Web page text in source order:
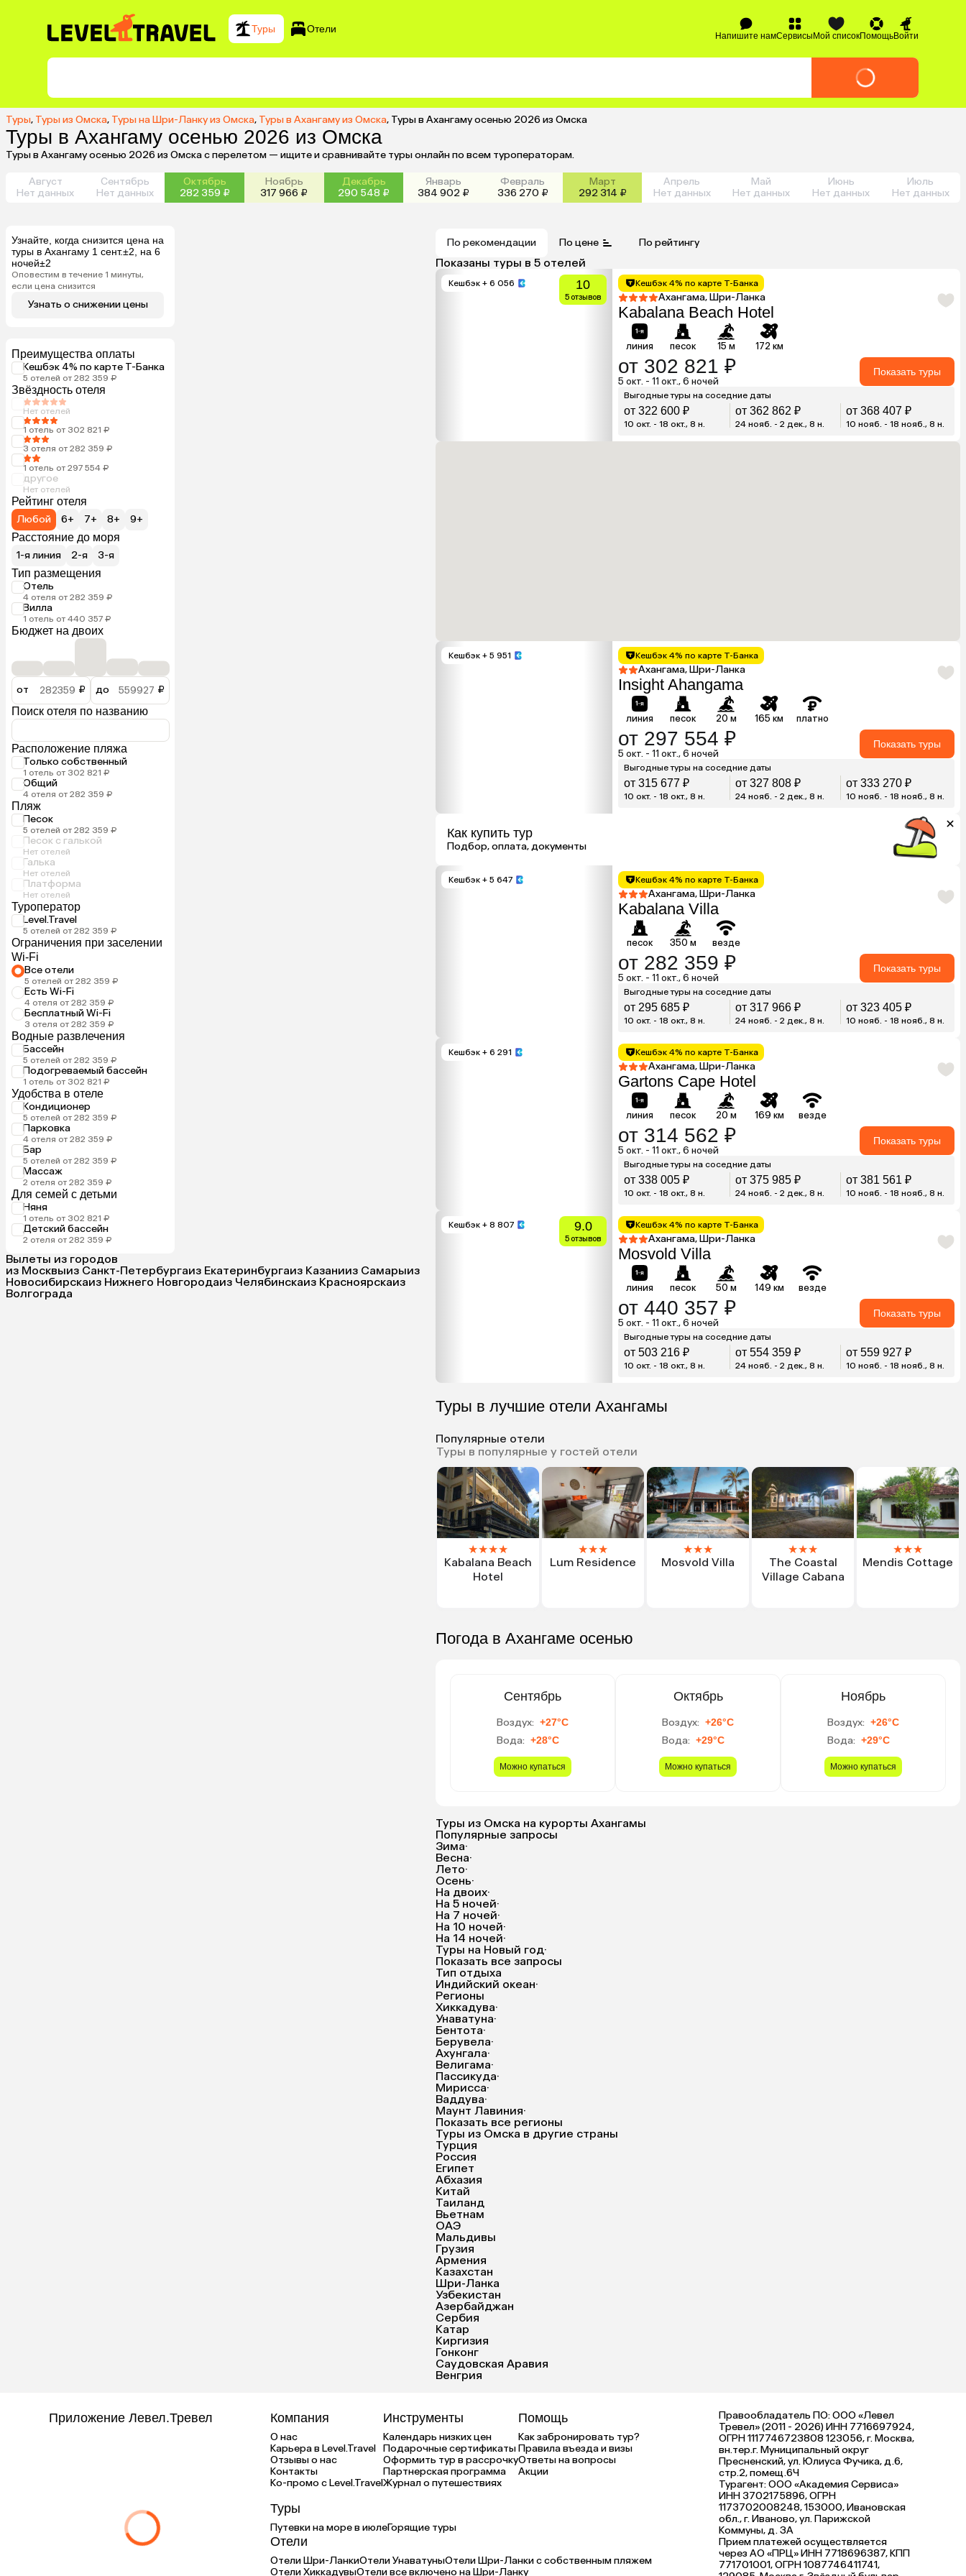
Туры Отели
Напишите намСервисыМой списокПомощьВойти
Туры, Туры из Омска, Туры на Шри-Ланку из Омска, Туры в Ахангаму из Омска, Туры в Ахангаму осенью 2026 из Омска
Туры в Ахангаму осенью 2026 из Омска
Туры в Ахангаму осенью 2026 из Омска с перелетом — ищите и сравнивайте туры онлайн по всем туроператорам.
Август
Нет данных
Сентябрь
Нет данных
Октябрь
282 359 ₽
Ноябрь
317 966 ₽
Декабрь
290 548 ₽
Январь
384 902 ₽
Февраль
336 270 ₽
Март
292 314 ₽
Апрель
Нет данных
Май
Нет данных
Июнь
Нет данных
Июль
Нет данных
Узнайте, когда снизится цена на
туры в Ахангаму 1 сент.±2, на 6
ночей±2
Оповестим в течение 1 минуты,
если цена снизится
Узнать о снижении цены
Преимущества оплаты
Кешбэк 4% по карте Т-Банка
5 отелей от 282 359 ₽
Звёздность отеля
Нет отелей
1 отель от 302 821 ₽
3 отеля от 282 359 ₽
1 отель от 297 554 ₽
другое
Нет отелей
Рейтинг отеля
Любой
6+ 7+ 8+
9+
Расстояние до моря
1-я линия
2-я
3-я
Тип размещения
Отель
4 отеля от 282 359 ₽
Вилла
1 отель от 440 357 ₽
Бюджет на двоих
от ₽ до
₽
Поиск отеля по названию
Расположение пляжа
Только собственный
1 отель от 302 821 ₽
Общий
4 отеля от 282 359 ₽
Пляж
Песок
5 отелей от 282 359 ₽
Песок с галькой
Нет отелей
Галька
Нет отелей
Платформа
Нет отелей
Туроператор
Level.Travel
5 отелей от 282 359 ₽
Ограничения при заселении
Wi-Fi
Все отели
5 отелей от 282 359 ₽
Есть Wi-Fi
4 отеля от 282 359 ₽
Бесплатный Wi-Fi
3 отеля от 282 359 ₽
Водные развлечения
Бассейн
5 отелей от 282 359 ₽
Подогреваемый бассейн
1 отель от 302 821 ₽
Удобства в отеле
Кондиционер
5 отелей от 282 359 ₽
Парковка
4 отеля от 282 359 ₽
Бар
5 отелей от 282 359 ₽
Массаж
2 отеля от 282 359 ₽
Для семей с детьми
Няня
1 отель от 302 821 ₽
Детский бассейн
2 отеля от 282 359 ₽
Вылеты из городов
из Москвыиз Санкт-Петербургаиз Екатеринбургаиз Казанииз Самарыиз
Новосибирскаиз Нижнего Новгородаиз Челябинскаиз Красноярскаиз
Волгограда
По рекомендации По цене По рейтингу
Показаны туры в 5 отелей
Кешбэк + 6 056 10
5 отзывов
Кешбэк 4% по карте Т-Банка
Ахангама, Шри-Ланка
Kabalana Beach Hotel
линия песок 15 м 172 км
от 302 821 ₽
5 окт. - 11 окт., 6 ночей
Показать туры
Выгодные туры на соседние даты
от 322 600 ₽
10 окт. - 18 окт., 8 н.
от 362 862 ₽
24 нояб. - 2 дек., 8 н.
от 368 407 ₽
10 нояб. - 18 нояб., 8 н.
Кешбэк + 5 951 Кешбэк 4% по карте Т-Банка
Ахангама, Шри-Ланка
Insight Ahangama
линия песок 20 м 165 км платно
от 297 554 ₽
5 окт. - 11 окт., 6 ночей
Показать туры
Выгодные туры на соседние даты
от 315 677 ₽
10 окт. - 18 окт., 8 н.
от 327 808 ₽
24 нояб. - 2 дек., 8 н.
от 333 270 ₽
10 нояб. - 18 нояб., 8 н.
Как купить тур
Подбор, оплата, документы
Кешбэк + 5 647 Кешбэк 4% по карте Т-Банка
Ахангама, Шри-Ланка
Kabalana Villa
песок 350 м везде
от 282 359 ₽
5 окт. - 11 окт., 6 ночей
Показать туры
Выгодные туры на соседние даты
от 295 685 ₽
10 окт. - 18 окт., 8 н.
от 317 966 ₽
24 нояб. - 2 дек., 8 н.
от 323 405 ₽
10 нояб. - 18 нояб., 8 н.
Кешбэк + 6 291 Кешбэк 4% по карте Т-Банка
Ахангама, Шри-Ланка
Gartons Cape Hotel
линия песок 20 м 169 км везде
от 314 562 ₽
5 окт. - 11 окт., 6 ночей
Показать туры
Выгодные туры на соседние даты
от 338 005 ₽
10 окт. - 18 окт., 8 н.
от 375 985 ₽
24 нояб. - 2 дек., 8 н.
от 381 561 ₽
10 нояб. - 18 нояб., 8 н.
Кешбэк + 8 807 9.0
5 отзывов
Кешбэк 4% по карте Т-Банка
Ахангама, Шри-Ланка
Mosvold Villa
линия песок 50 м 149 км везде
от 440 357 ₽
5 окт. - 11 окт., 6 ночей
Показать туры
Выгодные туры на соседние даты
от 503 216 ₽
10 окт. - 18 окт., 8 н.
от 554 359 ₽
24 нояб. - 2 дек., 8 н.
от 559 927 ₽
10 нояб. - 18 нояб., 8 н.
Туры в лучшие отели Ахангамы
Популярные отели
Туры в популярные у гостей отели
★★★★
Kabalana Beach
Hotel
★★★
Lum Residence
★★★
Mosvold Villa
★★★
The Coastal
Village Cabana
★★★
Mendis Cottage
Погода в Ахангаме осенью
Сентябрь
Воздух: +27°C
Вода: +28°C
Можно купаться
Октябрь
Воздух: +26°C
Вода: +29°C
Можно купаться
Ноябрь
Воздух: +26°C
Вода: +29°C
Можно купаться
Туры из Омска на курорты Ахангамы
Популярные запросы
Зима·
Весна·
Лето·
Осень·
На двоих·
На 5 ночей·
На 7 ночей·
На 10 ночей·
На 14 ночей·
Туры на Новый год·
Показать все запросы
Тип отдыха
Индийский океан·
Регионы
Хиккадува·
Унаватуна·
Бентота·
Берувела·
Ахунгала·
Велигама·
Пассикуда·
Мирисса·
Ваддува·
Маунт Лавиния·
Показать все регионы
Туры из Омска в другие страны
Турция
Россия
Египет
Абхазия
Китай
Таиланд
Вьетнам
ОАЭ
Мальдивы
Грузия
Армения
Казахстан
Шри-Ланка
Узбекистан
Азербайджан
Сербия
Катар
Киргизия
Гонконг
Саудовская Аравия
Венгрия
Приложение Левел.Тревел Компания
О нас
Карьера в Level.Travel
Отзывы о нас
Контакты
Ко-промо с Level.Travel
Инструменты
Календарь низких цен
Подарочные сертификаты
Оформить тур в рассрочку
Партнерская программа
Журнал о путешествиях
Помощь
Как забронировать тур?
Правила въезда и визы
Ответы на вопросы
Акции
Туры
Путевки на море в июлеГорящие туры
Отели
Отели Шри-ЛанкиОтели УнаватуныОтели Шри-Ланки с собственным пляжем
Отели ХиккадувыОтели все включено на Шри-Ланку
Правообладатель ПО: ООО «Левел
Тревел» (2011 - 2026) ИНН 7716697924,
ОГРН 1117746723808 123056, г. Москва,
вн.тер.г. Муниципальный округ
Пресненский, ул. Юлиуса Фучика, д.6,
стр.2, помещ.6Ч
Турагент: ООО «Академия Сервиса»
ИНН 3702175896, ОГРН
1173702008248, 153000, Ивановская
обл., г. Иваново, ул. Парижской
Коммуны, д. ЗА
Прием платежей осуществляется
через АО «ПРЦ» ИНН 7718696387, КПП
771701001, ОГРН 1087746411741,